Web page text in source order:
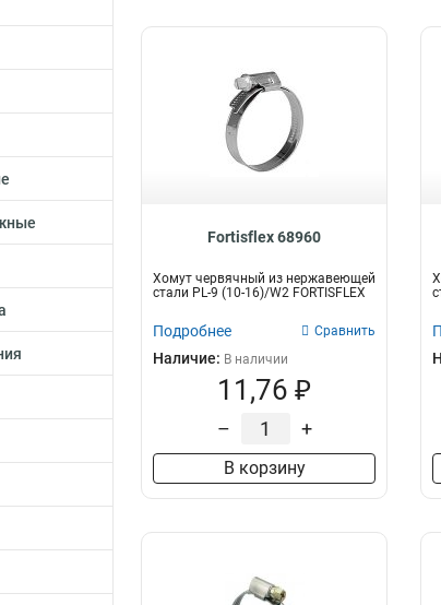
Fortisflex 68960
Хомут червячный из нержавеющей
стали PL-9 (10-16)/W2 FORTISFLEX
Подробнее Сравнить
Наличие: В наличии
11,76 ₽
– +
В корзину